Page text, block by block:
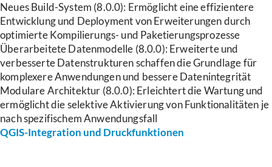
Neues Build-System (8.0.0): Ermöglicht eine effizientere
Entwicklung und Deployment von Erweiterungen durch
optimierte Kompilierungs- und Paketierungsprozesse
Überarbeitete Datenmodelle (8.0.0): Erweiterte und
verbesserte Datenstrukturen schaffen die Grundlage für
komplexere Anwendungen und bessere Datenintegrität
Modulare Architektur (8.0.0): Erleichtert die Wartung und
ermöglicht die selektive Aktivierung von Funktionalitäten je
nach spezifischem Anwendungsfall
QGIS-Integration und Druckfunktionen